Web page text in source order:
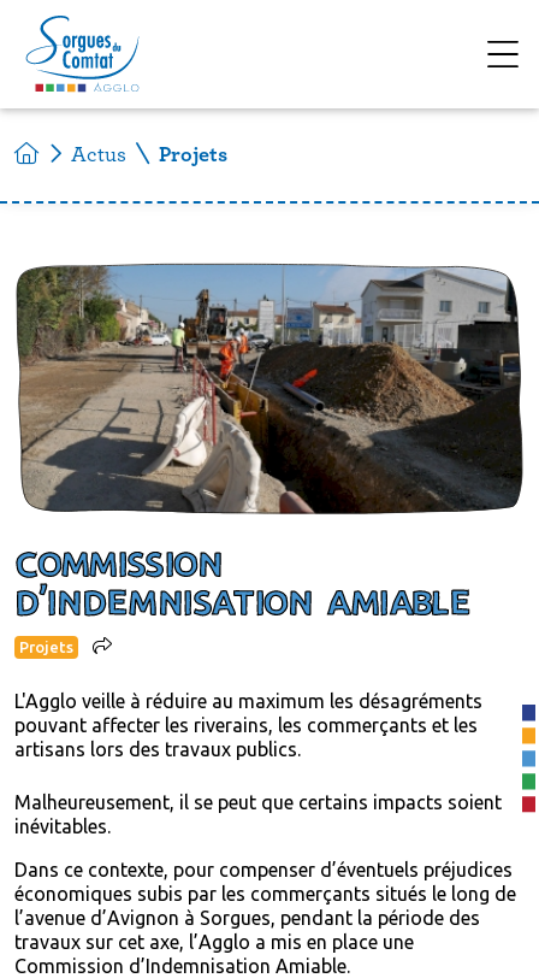
Accéder au contenu
Actus Projets
COMMISSION
D'INDEMNISATION AMIABLE
Projets
L'Agglo veille à réduire au maximum les désagréments
pouvant affecter les riverains, les commerçants et les
artisans lors des travaux publics.
Malheureusement, il se peut que certains impacts soient
inévitables.
Dans ce contexte, pour compenser d’éventuels préjudices
économiques subis par les commerçants situés le long de
l’avenue d’Avignon à Sorgues, pendant la période des
travaux sur cet axe, l’Agglo a mis en place une
Commission d’Indemnisation Amiable.